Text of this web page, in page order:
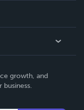
growth, and